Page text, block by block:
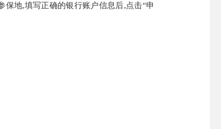
保地,填写正确的银行账户信息后,点击“申